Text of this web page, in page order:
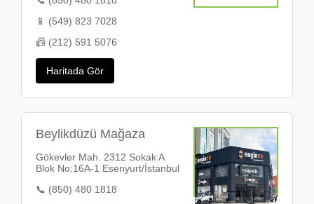
📱 (549) 823 7028
📠 (212) 591 5076
Haritada Gör
Beylikdüzü Mağaza
Gökevler Mah. 2312 Sokak A
Blok No:16A-1 Esenyurt/İstanbul
📞 (850) 480 1818